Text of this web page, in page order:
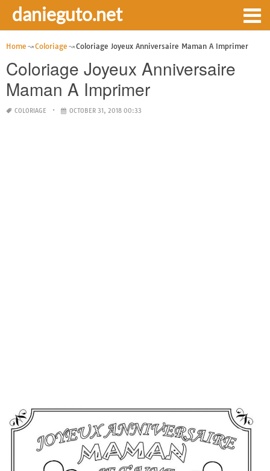
danieguto.net
Home Coloriage Coloriage Joyeux Anniversaire Maman A Imprimer
Coloriage Joyeux Anniversaire
Maman A Imprimer
COLORIAGE OCTOBER 31, 2018 00:33